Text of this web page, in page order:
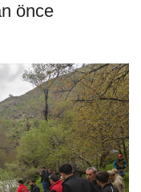
önce